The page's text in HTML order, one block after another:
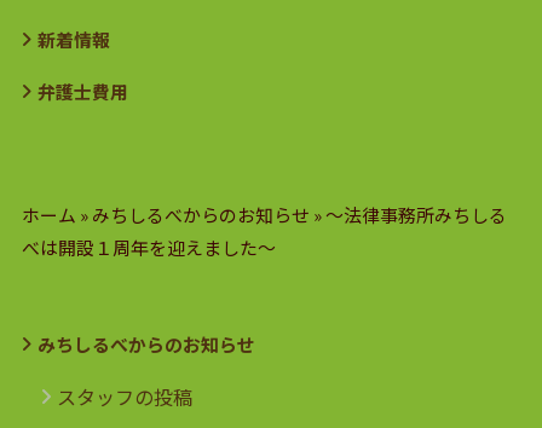
新着情報
弁護士費用
ホーム »みちしるべからのお知らせ »～法律事務所みちしる
べは開設１周年を迎えました～
みちしるべからのお知らせ
スタッフの投稿